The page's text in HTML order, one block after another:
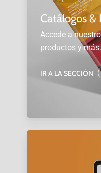
Catálogos &
Accede a
productos y más.
IR A LA SECCIÓN